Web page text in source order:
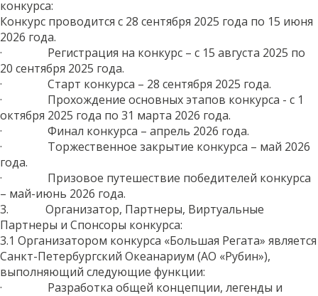
конкурса:
Конкурс проводится с 28 сентября 2025 года по 15 июня
2026 года.
· Регистрация на конкурс – с 15 августа 2025 по
20 сентября 2025 года.
· Старт конкурса – 28 сентября 2025 года.
· Прохождение основных этапов конкурса - с 1
октября 2025 года по 31 марта 2026 года.
· Финал конкурса – апрель 2026 года.
· Торжественное закрытие конкурса – май 2026
года.
· Призовое путешествие победителей конкурса
– май-июнь 2026 года.
3. Организатор, Партнеры, Виртуальные
Партнеры и Спонсоры конкурса:
3.1 Организатором конкурса «Большая Регата» является
Санкт-Петербургский Океанариум (АО «Рубин»),
выполняющий следующие функции:
· Разработка общей концепции, легенды и